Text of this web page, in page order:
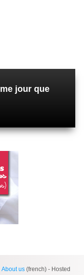
jour que
About us (french) - Hosted